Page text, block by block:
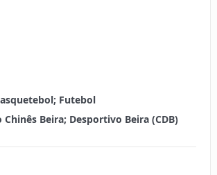
Futebol
Beira; Desportivo Beira (CDB)